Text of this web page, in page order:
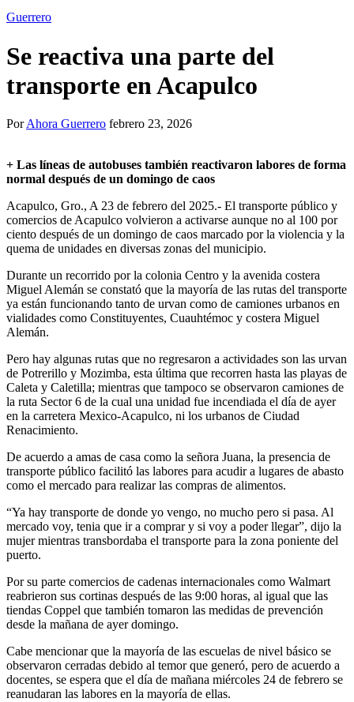
Guerrero
Se reactiva una parte del
transporte en Acapulco
PorAhora Guerrero febrero 23, 2026
+ Las líneas de autobuses también reactivaron labores de forma
normal después de un domingo de caos
Acapulco, Gro., A 23 de febrero del 2025.- El transporte público y
comercios de Acapulco volvieron a activarse aunque no al 100 por
ciento después de un domingo de caos marcado por la violencia y la
quema de unidades en diversas zonas del municipio.
Durante un recorrido por la colonia Centro y la avenida costera
Miguel Alemán se constató que la mayoría de las rutas del transporte
ya están funcionando tanto de urvan como de camiones urbanos en
vialidades como Constituyentes, Cuauhtémoc y costera Miguel
Alemán.
Pero hay algunas rutas que no regresaron a actividades son las urvan
de Potrerillo y Mozimba, esta última que recorren hasta las playas de
Caleta y Caletilla; mientras que tampoco se observaron camiones de
la ruta Sector 6 de la cual una unidad fue incendiada el día de ayer
en la carretera Mexico-Acapulco, ni los urbanos de Ciudad
Renacimiento.
De acuerdo a amas de casa como la señora Juana, la presencia de
transporte público facilitó las labores para acudir a lugares de abasto
como el mercado para realizar las compras de alimentos.
“Ya hay transporte de donde yo vengo, no mucho pero si pasa. Al
mercado voy, tenia que ir a comprar y si voy a poder llegar”, dijo la
mujer mientras transbordaba el transporte para la zona poniente del
puerto.
Por su parte comercios de cadenas internacionales como Walmart
reabrieron sus cortinas después de las 9:00 horas, al igual que las
tiendas Coppel que también tomaron las medidas de prevención
desde la mañana de ayer domingo.
Cabe mencionar que la mayoría de las escuelas de nivel básico se
observaron cerradas debido al temor que generó, pero de acuerdo a
docentes, se espera que el día de mañana miércoles 24 de febrero se
reanudaran las labores en la mayoría de ellas.